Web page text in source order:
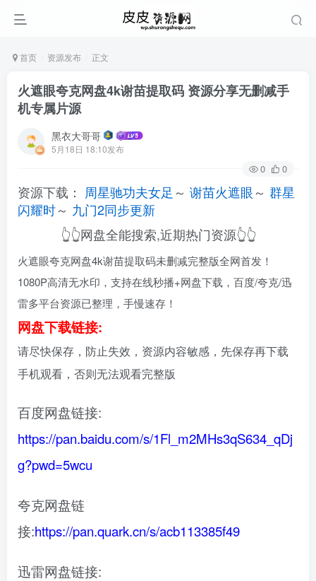
首页 资源发布 正文
火遮眼夸克网盘4k谢苗提取码 资源分享无删减手
机专属片源
黑衣大哥哥
5月18日 18:10发布
0 0
资源下载： 周星驰功夫女足 ～ 谢苗火遮眼～ 群星
闪耀时～ 九门2同步更新
👆👆网盘全能搜索,近期热门资源👆👆
火遮眼夸克网盘4k谢苗提取码未删减完整版全网首发！
1080P高清无水印，支持在线秒播+网盘下载，百度/夸克/迅
雷多平台资源已整理，手慢速存！
网盘下载链接:
请尽快保存，防止失效，资源内容敏感，先保存再下载
手机观看，否则无法观看完整版
百度网盘链接:
https://pan.baidu.com/s/1Fl_m2MHs3qS634_qDj
g?pwd=5wcu
夸克网盘链
接:https://pan.quark.cn/s/acb113385f49
迅雷网盘链接: